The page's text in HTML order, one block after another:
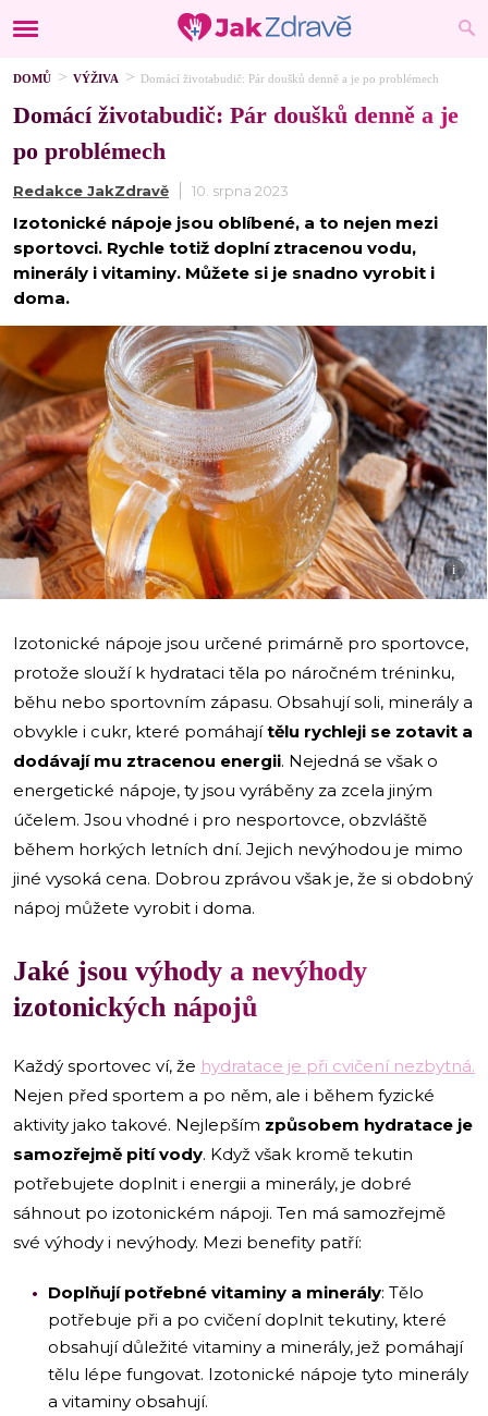
DOMŮ VÝŽIVA Domácí životabudič: Pár doušků denně a je po problémech
Domácí životabudič: Pár doušků denně a je
po problémech
Redakce JakZdravě 10. srpna 2023
Izotonické nápoje jsou oblíbené, a to nejen mezi
sportovci. Rychle totiž doplní ztracenou vodu,
minerály i vitaminy. Můžete si je snadno vyrobit i
doma.
i
Izotonické nápoje jsou určené primárně pro sportovce,
protože slouží k hydrataci těla po náročném tréninku,
běhu nebo sportovním zápasu. Obsahují soli, minerály a
obvykle i cukr, které pomáhajítělu rychleji se zotavit a
dodávají mu ztracenou energii. Nejedná se však o
energetické nápoje, ty jsou vyráběny za zcela jiným
účelem. Jsou vhodné i pro nesportovce, obzvláště
během horkých letních dní. Jejich nevýhodou je mimo
jiné vysoká cena. Dobrou zprávou však je, že si obdobný
nápoj můžete vyrobit i doma.
Jaké jsou výhody a nevýhody
izotonických nápojů
Každý sportovec ví, že hydratace je při cvičení nezbytná.
Nejen před sportem a po něm, ale i během fyzické
aktivity jako takové. Nejlepším způsobem hydratace je
samozřejmě pití vody. Když však kromě tekutin
potřebujete doplnit i energii a minerály, je dobré
sáhnout po izotonickém nápoji. Ten má samozřejmě
své výhody i nevýhody. Mezi benefity patří:
Doplňují potřebné vitaminy a minerály: Tělo
potřebuje při a po cvičení doplnit tekutiny, které
obsahují důležité vitaminy a minerály, jež pomáhají
tělu lépe fungovat. Izotonické nápoje tyto minerály
a vitaminy obsahují.